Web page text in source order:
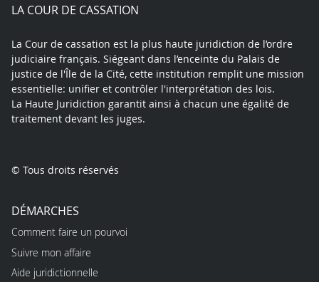
LA COUR DE CASSATION
La Cour de cassation est la plus haute juridiction de l’ordre
judiciaire français. Siégeant dans l’enceinte du Palais de
justice de l'Île de la Cité, cette institution remplit une mission
essentielle: unifier et contrôler l'interprétation des lois.
La Haute Juridiction garantit ainsi à chacun une égalité de
traitement devant les juges.
© Tous droits réservés
DÉMARCHES
Comment faire un pourvoi
Suivre mon affaire
Aide juridictionnelle